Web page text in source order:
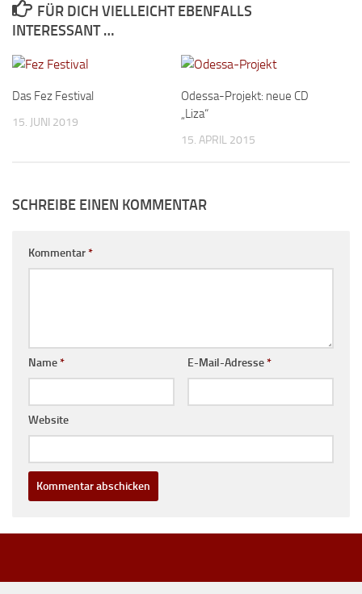
FÜR DICH VIELLEICHT EBENFALLS
INTERESSANT …
Das Fez Festival
15. JUNI 2019
Odessa-Projekt: neue CD
„Liza“
15. APRIL 2015
SCHREIBE EINEN KOMMENTAR
Kommentar*
Name* E-Mail-Adresse*
Website